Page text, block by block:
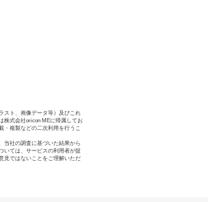
スト、画像データ等）及びこれ
株式会社oricon MEに帰属してお
・複製などの二次利用を行うこ
当社の調査に基づいた結果から
いては、サービスの利用者が提
見ではないことをご理解いただ